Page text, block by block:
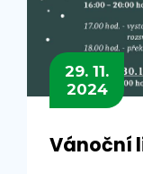
29. 11.
2024
Vánoční